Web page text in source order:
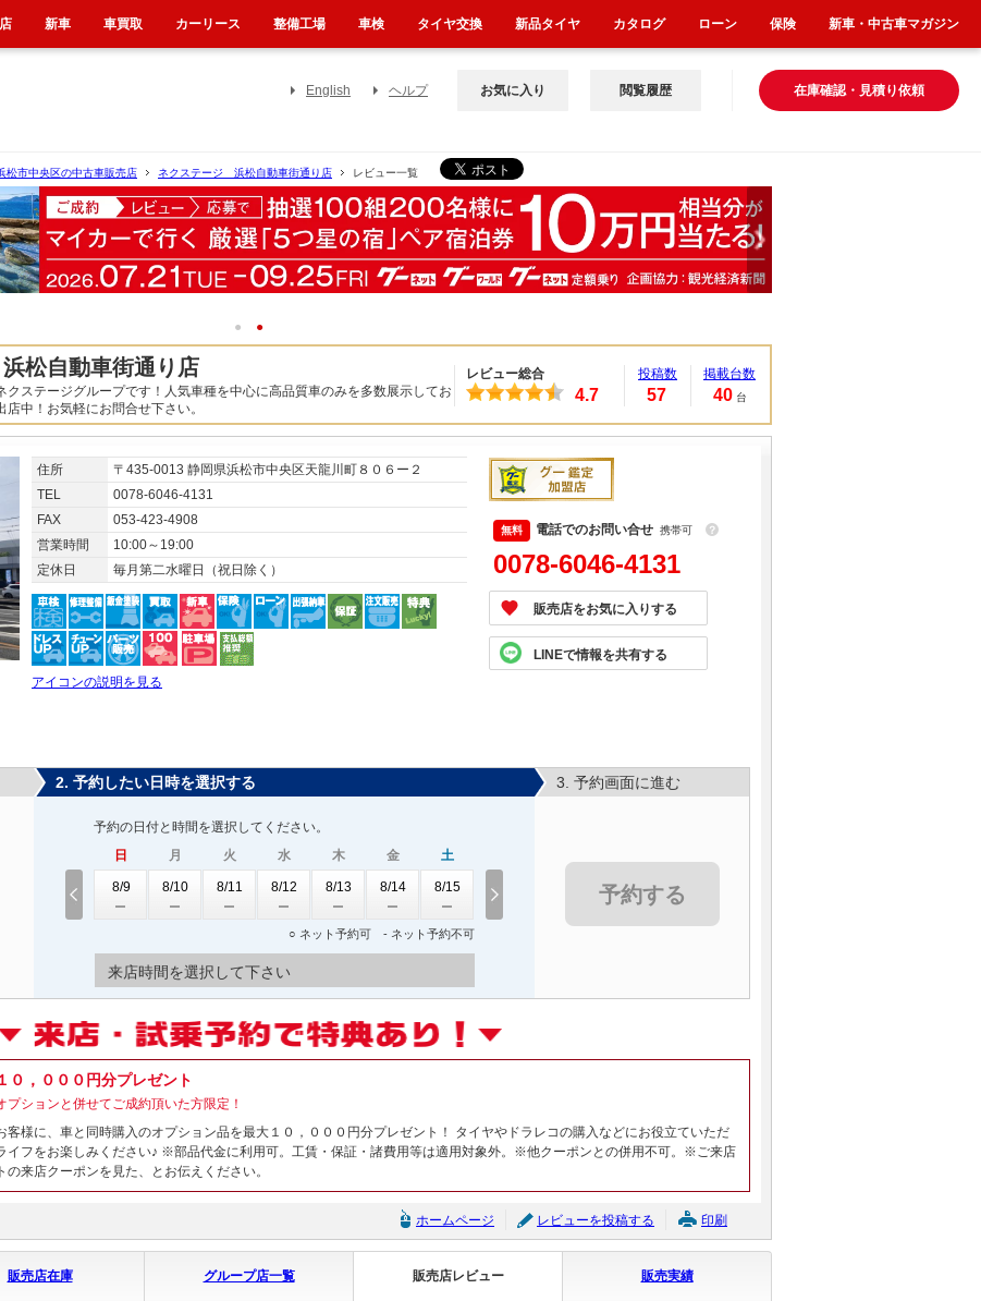
English ヘルプ 在庫確認・見積り依頼
お気に入り 閲覧履歴
松市中央区の中古車販売店 ネクステージ 浜松自動車街通り店 レビュー一覧
松自動車街通り店
クステージグループです！人気車種を中心に高品質車のみを多数展示してお
中！お気軽にお問合せ下さい。
レビュー総合
4.7
投稿数
57
掲載台数
40 台
住所
〒435-0013 静岡県浜松市中央区天龍川町８０６ー２
TEL
0078-6046-4131
FAX
053-423-4908
営業時間
10:00～19:00
定休日
毎月第二水曜日（祝日除く）
アイコンの説明を見る
電話でのお問い合せ 携帯可 ？
0078-6046-4131
販売店をお気に入りする
LINEで情報を共有する
2. 予約したい日時を選択する
予約の日付と時間を選択してください。
日
8/9
月
8/10
火
8/11
水
8/12
木
8/13
金
8/14
土
8/15
○ ネット予約可 - ネット予約不可
来店時間を選択して下さい
3. 予約画面に進む
予約する
，０００円分プレゼント
プションと併せてご成約頂いた方限定！
客様に、車と同時購入のオプション品を最大１０，０００円分プレゼント！ タイヤやドラレコの購入などにお役立ていただ
イフをお楽しみください♪ ※部品代金に利用可。工賃・保証・諸費用等は適用対象外。※他クーポンとの併用不可。※ご来店
の来店クーポンを見た、とお伝えください。
ホームページ レビューを投稿する 印刷
販売店在庫 グループ店一覧 販売店レビュー 販売実績
新車 車買取 カーリース 整備工場 車検 タイヤ交換 新品タイヤ カタログ ローン 保険 新車・中古車マガジン